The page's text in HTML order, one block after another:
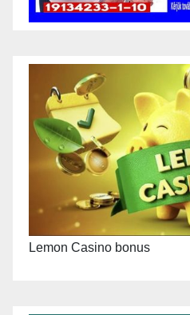
Lemon Casino bonus